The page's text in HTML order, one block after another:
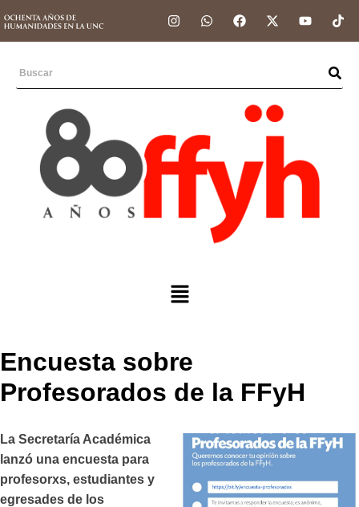
Encuesta sobre
Profesorados de la FFyH
La Secretaría Académica
lanzó una encuesta para
profesorxs, estudiantes y
egresades de los